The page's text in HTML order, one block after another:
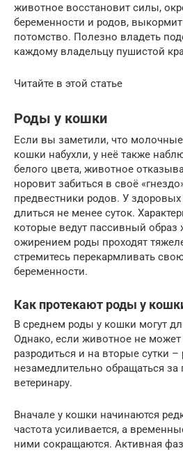
животное восстановит силы,
беременности и родов,
потомство. Полезно владеть
каждому владельцу пушистой
Читайте в этой статье
Роды у кошки
Если вы заметили, что
кошки набухли, у неё также
белого цвета, животное
норовит забиться в своё
предвестники родов. У
длиться не менее суток.
которые ведут пассивный образ
ожирением роды проходят
стремитесь перекармливать
беременности.
Как протекают роды у
В среднем роды у кошки могут
Однако, если животное не может
разродиться и на вторые сутки –
незамедлительно обращаться
ветеринару.
Вначале у кошки начинаются
частота усиливается, а
ними сокращаются. Активная